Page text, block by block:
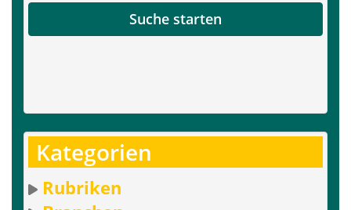
Suche starten
Kategorien
Rubriken